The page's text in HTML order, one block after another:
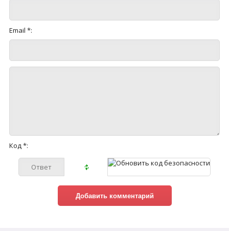
Email *:
Код *: